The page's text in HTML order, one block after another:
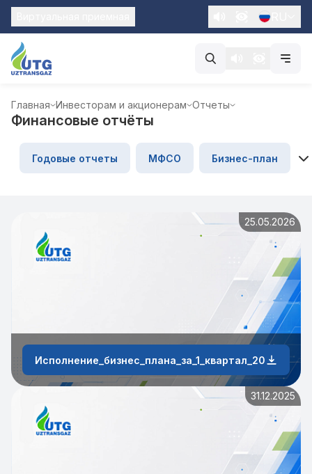
Главная Инвесторам и акционерам Отчеты
Финансовые отчёты
Годовые отчеты МФСО Бизнес-план
25.05.2026
Исполнение_бизнес_плана_за_1_квартал_2026_года
31.12.2025